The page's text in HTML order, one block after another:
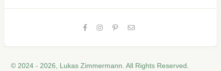
© 2024 - 2026, Lukas Zimmermann. All Rights Reserved.